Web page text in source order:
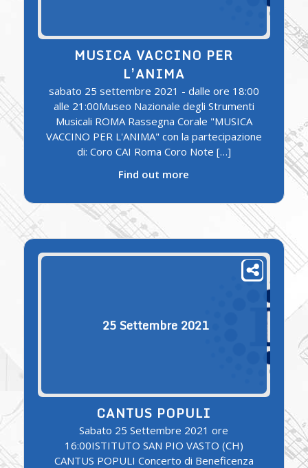
MUSICA VACCINO PER
L’ANIMA
sabato 25 settembre 2021 - dalle ore 18:00
alle 21:00Museo Nazionale degli Strumenti
Musicali ROMA Rassegna Corale "MUSICA
VACCINO PER L'ANIMA" con la partecipazione
di: Coro CAI Roma Coro Note […]
Find out more
25 Settembre 2021
CANTUS POPULI
Sabato 25 Settembre 2021 ore
16:00ISTITUTO SAN PIO VASTO (CH)
CANTUS POPULI Concerto di Beneficenza